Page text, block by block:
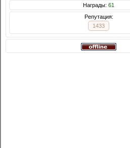
Награды: 61
Репутация:
1433